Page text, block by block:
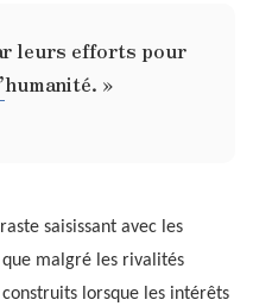
leurs efforts pour
»
saisissant avec les
malgré les rivalités
lorsque les intérêts